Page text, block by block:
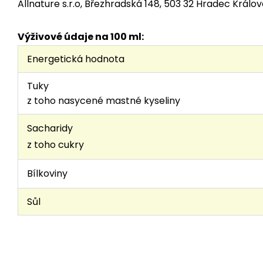
Allnature s.r.o, Březhradská 148, 503 32 Hradec
Výživové údaje na 100 ml:
Energetická hodnota
Tuky
z toho nasycené mastné kyseliny
Sacharidy
z toho cukry
Bílkoviny
Sůl